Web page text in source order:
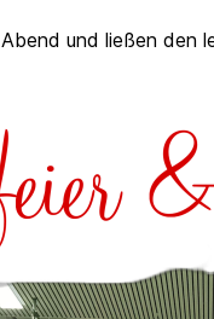
und ließen